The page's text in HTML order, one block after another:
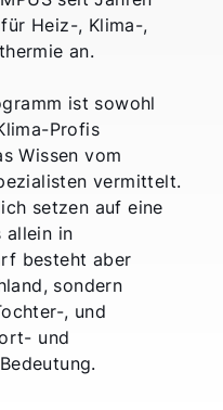
Heiz-, Klima-,
an.
ist sowohl
Profis
Wissen vom
vermittelt.
setzen auf eine
allein in
besteht aber
sondern
, und
und